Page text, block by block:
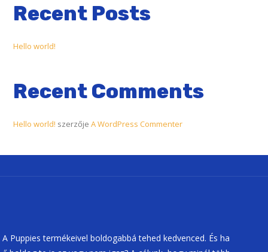
Recent Posts
Hello world!
Recent Comments
Hello world! szerzőjeA WordPress Commenter
A Puppies termékeivel boldogabbá tehed kedvenced. És ha